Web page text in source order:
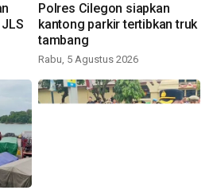
Polres Cilegon siapkan
kantong parkir tertibkan truk
tambang
Rabu, 5 Agustus 2026